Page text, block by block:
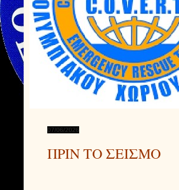
07/06/2026
ΠΡΙΝ ΤΟ ΣΕΙΣΜΟ